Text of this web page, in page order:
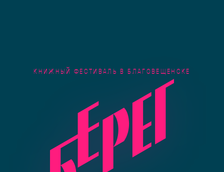
КНИЖНЫЙ ФЕСТИВАЛЬ В БЛАГОВЕЩЕНСКЕ